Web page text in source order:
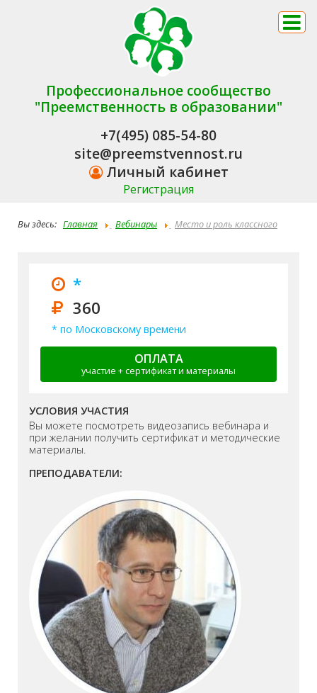
Профессиональное сообщество
"Преемственность в образовании"
+7(495) 085-54-80
site@preemstvennost.ru
Личный кабинет
Регистрация
Вы здесь: Главная Вебинары
Место и роль классного
*
360
* по Московскому времени
ОПЛАТА
участие + сертификат и материалы
УСЛОВИЯ УЧАСТИЯ
Вы можете посмотреть видеозапись вебинара и
при желании получить сертификат и методические
материалы.
ПРЕПОДАВАТЕЛИ: